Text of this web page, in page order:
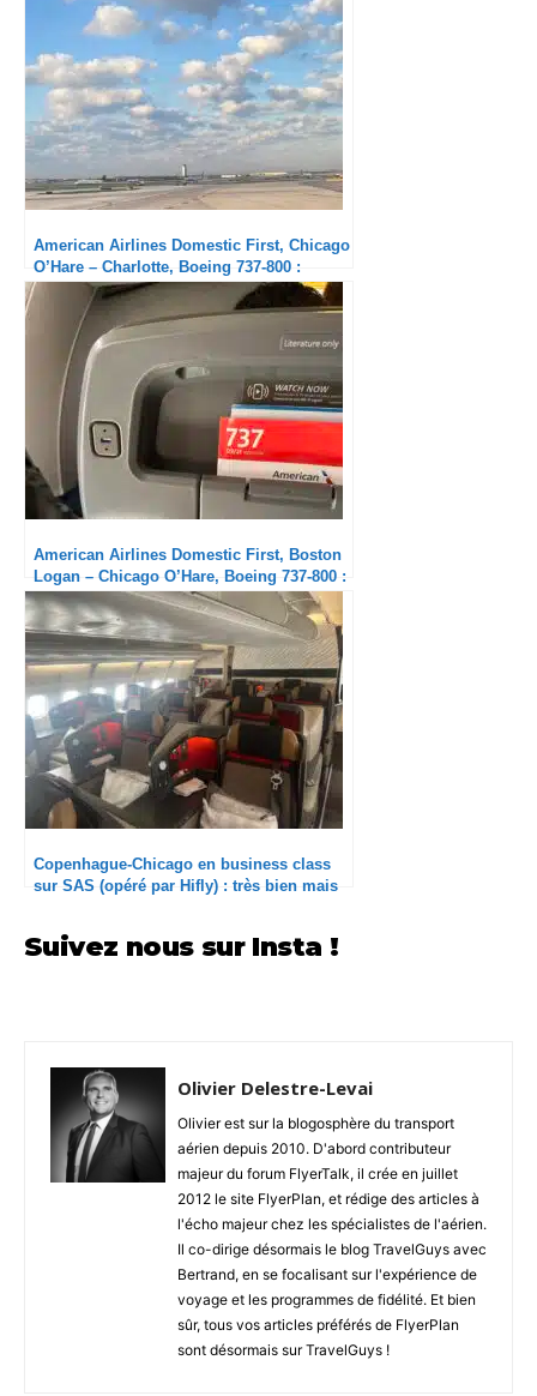
American Airlines Domestic First, Chicago
O’Hare – Charlotte, Boeing 737-800 :
Basique
American Airlines Domestic First, Boston
Logan – Chicago O’Hare, Boeing 737-800 :
Excellent équipage
Copenhague-Chicago en business class
sur SAS (opéré par Hifly) : très bien mais
Suivez nous sur Insta !
Olivier Delestre-Levai
Olivier est sur la blogosphère du transport
aérien depuis 2010. D'abord contributeur
majeur du forum FlyerTalk, il crée en juillet
2012 le site FlyerPlan, et rédige des articles à
l'écho majeur chez les spécialistes de l'aérien.
Il co-dirige désormais le blog TravelGuys avec
Bertrand, en se focalisant sur l'expérience de
voyage et les programmes de fidélité. Et bien
sûr, tous vos articles préférés de FlyerPlan
sont désormais sur TravelGuys !